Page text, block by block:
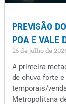
PREVISÃO
POA E VALE
26 de julho de
A primeira
de chuva forte
temporais/
Metropolitana